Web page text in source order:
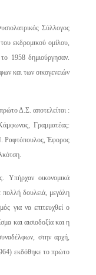
Σύλλογος
εκδρομικού ομίλου,
1958 δημιούργησαν.
και των οικογενειών
Δ.Σ. αποτελείται :
Γραμματέας:
Ραφτόπουλος, Έφορος
Υπήρχαν οικονομικά
δουλειά, μεγάλη
για να επιτευχθεί ο
και αισιοδοξία και η
στην αρχή,
εκδόθηκε το πρώτο